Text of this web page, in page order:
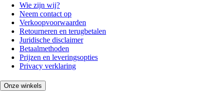
Wie zijn wij?
Neem contact op
Verkoopvoorwaarden
Retourneren en terugbetalen
Juridische disclaimer
Betaalmethoden
Prijzen en leveringsopties
Privacy verklaring
Onze winkels